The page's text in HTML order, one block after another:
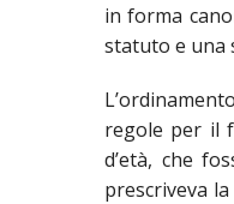
in forma
statuto e una
regole per il
d’età, che
prescriveva